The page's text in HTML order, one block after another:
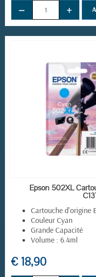
− +
Epson 502XL
Cartouche d'origine
Couleur Cyan
Grande Capacité
Volume : 6.4ml
€ 18,90